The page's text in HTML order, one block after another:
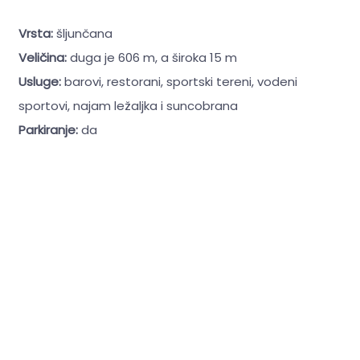
Vrsta:šljunčana
Veličina:duga je 606 m, a široka 15 m
Usluge:barovi, restorani, sportski tereni, vodeni
sportovi, najam ležaljka i suncobrana
Parkiranje:da